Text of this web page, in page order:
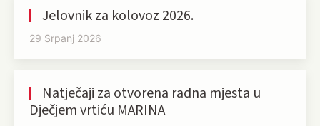
Jelovnik za kolovoz 2026.
29 Srpanj 2026
Natječaji za otvorena radna mjesta u
Dječjem vrtiću MARINA